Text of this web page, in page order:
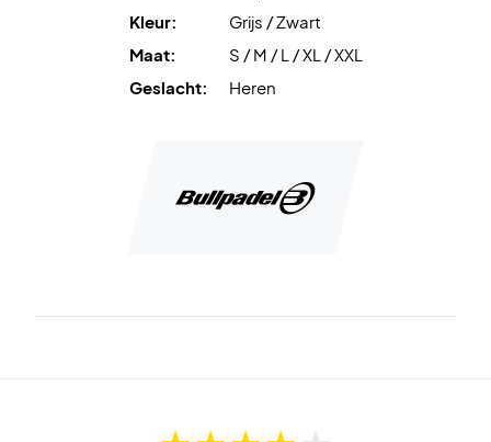
Kleur:
Grijs / Zwart
Maat:
S / M / L / XL / XXL
Geslacht:
Heren